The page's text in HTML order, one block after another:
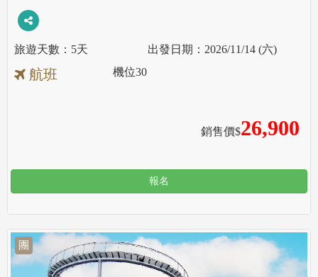
5天 2026/11/14 (六)
航班
銷售價$26,900
機位30
報名
團